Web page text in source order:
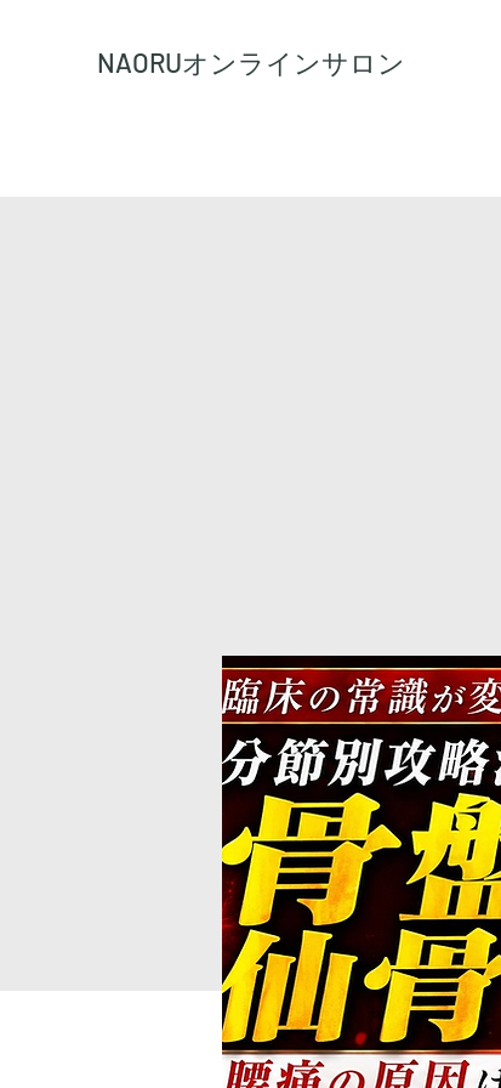
NAORUオンラインサロン